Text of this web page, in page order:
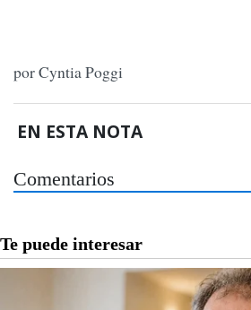
por Cyntia Poggi
EN ESTA NOTA
Comentarios